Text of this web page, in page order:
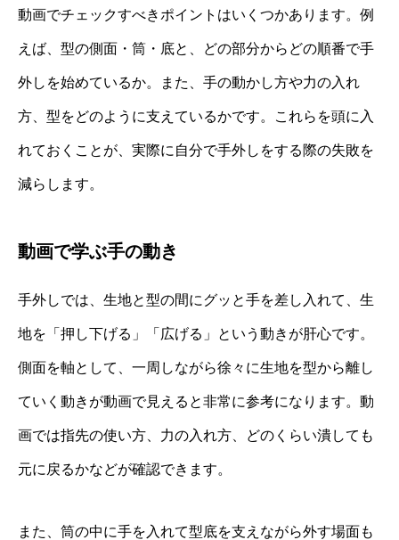
動画でチェックすべきポイントはいくつかあります。例
えば、型の側面・筒・底と、どの部分からどの順番で手
外しを始めているか。また、手の動かし方や力の入れ
方、型をどのように支えているかです。これらを頭に入
れておくことが、実際に自分で手外しをする際の失敗を
減らします。
動画で学ぶ手の動き
手外しでは、生地と型の間にグッと手を差し入れて、生
地を「押し下げる」「広げる」という動きが肝心です。
側面を軸として、一周しながら徐々に生地を型から離し
ていく動きが動画で見えると非常に参考になります。動
画では指先の使い方、力の入れ方、どのくらい潰しても
元に戻るかなどが確認できます。
また、筒の中に手を入れて型底を支えながら外す場面も